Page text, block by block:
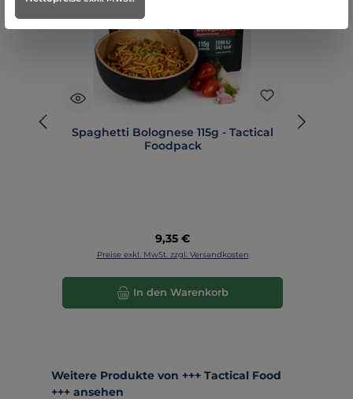
Spaghetti Bolognese 115g - Tactical
Foodpack
Regulärer Preis:
9,35 €
Preise exkl. MwSt. zzgl. Versandkosten
In den Warenkorb
Produktgalerie überspringen
Weitere Produkte von +++ Tactical Food
+++ ansehen